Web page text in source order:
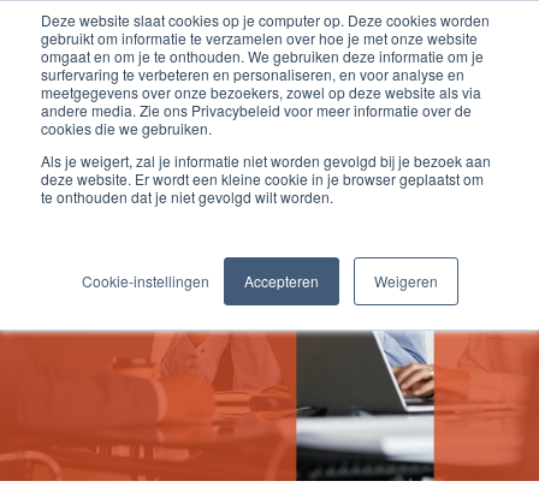
Deze website slaat cookies op je computer op. Deze cookies worden
gebruikt om informatie te verzamelen over hoe je met onze website
omgaat en om je te onthouden. We gebruiken deze informatie om je
surfervaring te verbeteren en personaliseren, en voor analyse en
meetgegevens over onze bezoekers, zowel op deze website als via
andere media. Zie ons Privacybeleid voor meer informatie over de
cookies die we gebruiken.
Als je weigert, zal je informatie niet worden gevolgd bij je bezoek aan
deze website. Er wordt een kleine cookie in je browser geplaatst om
te onthouden dat je niet gevolgd wilt worden.
Cookie-instellingen Accepteren Weigeren